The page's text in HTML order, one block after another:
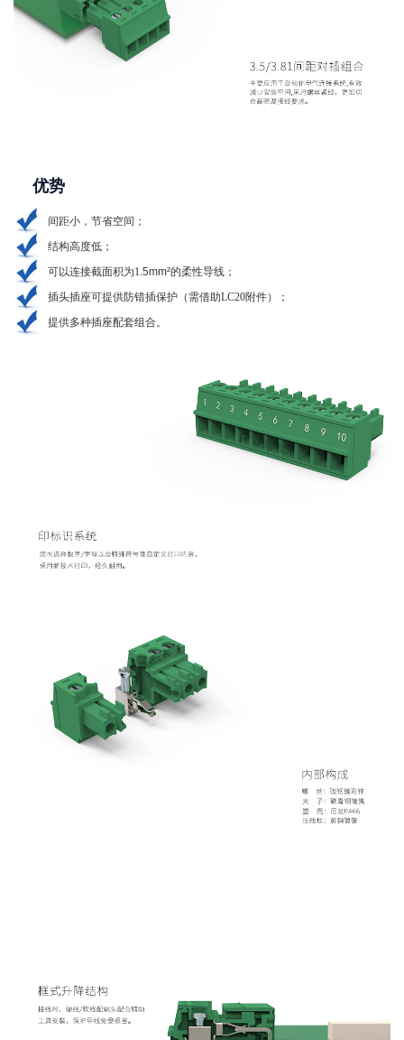
优势
间距小，节省空间；
结构高度低 ；
可以连接截面积为1.5mm²的柔性导线 ；
插头插座可提供防错插保护（需借助LC20附件）；
提供多种插座配套组合。